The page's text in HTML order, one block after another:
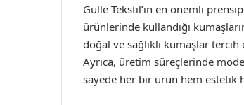
Gülle Tekstil’in en önemli
ürünlerinde kullandığı
doğal ve sağlıklı kumaşlar tercih
Ayrıca, üretim süreçlerinde
sayede her bir ürün hem estetik